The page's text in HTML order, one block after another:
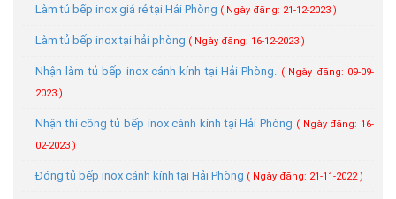
Làm tủ bếp inox giá rẻ tại Hải Phòng ( Ngày đăng: 21-12-2023 )
Làm tủ bếp inox tại hải phòng ( Ngày đăng: 16-12-2023 )
Nhận làm tủ bếp inox cánh kính tại Hải Phòng. ( Ngày đăng: 09-09-
2023 )
​​​​​​​Nhận thi công tủ bếp inox cánh kính tại Hải Phòng ( Ngày đăng: 16-
02-2023 )
Đóng tủ bếp inox cánh kính tại Hải Phòng ( Ngày đăng: 21-11-2022 )